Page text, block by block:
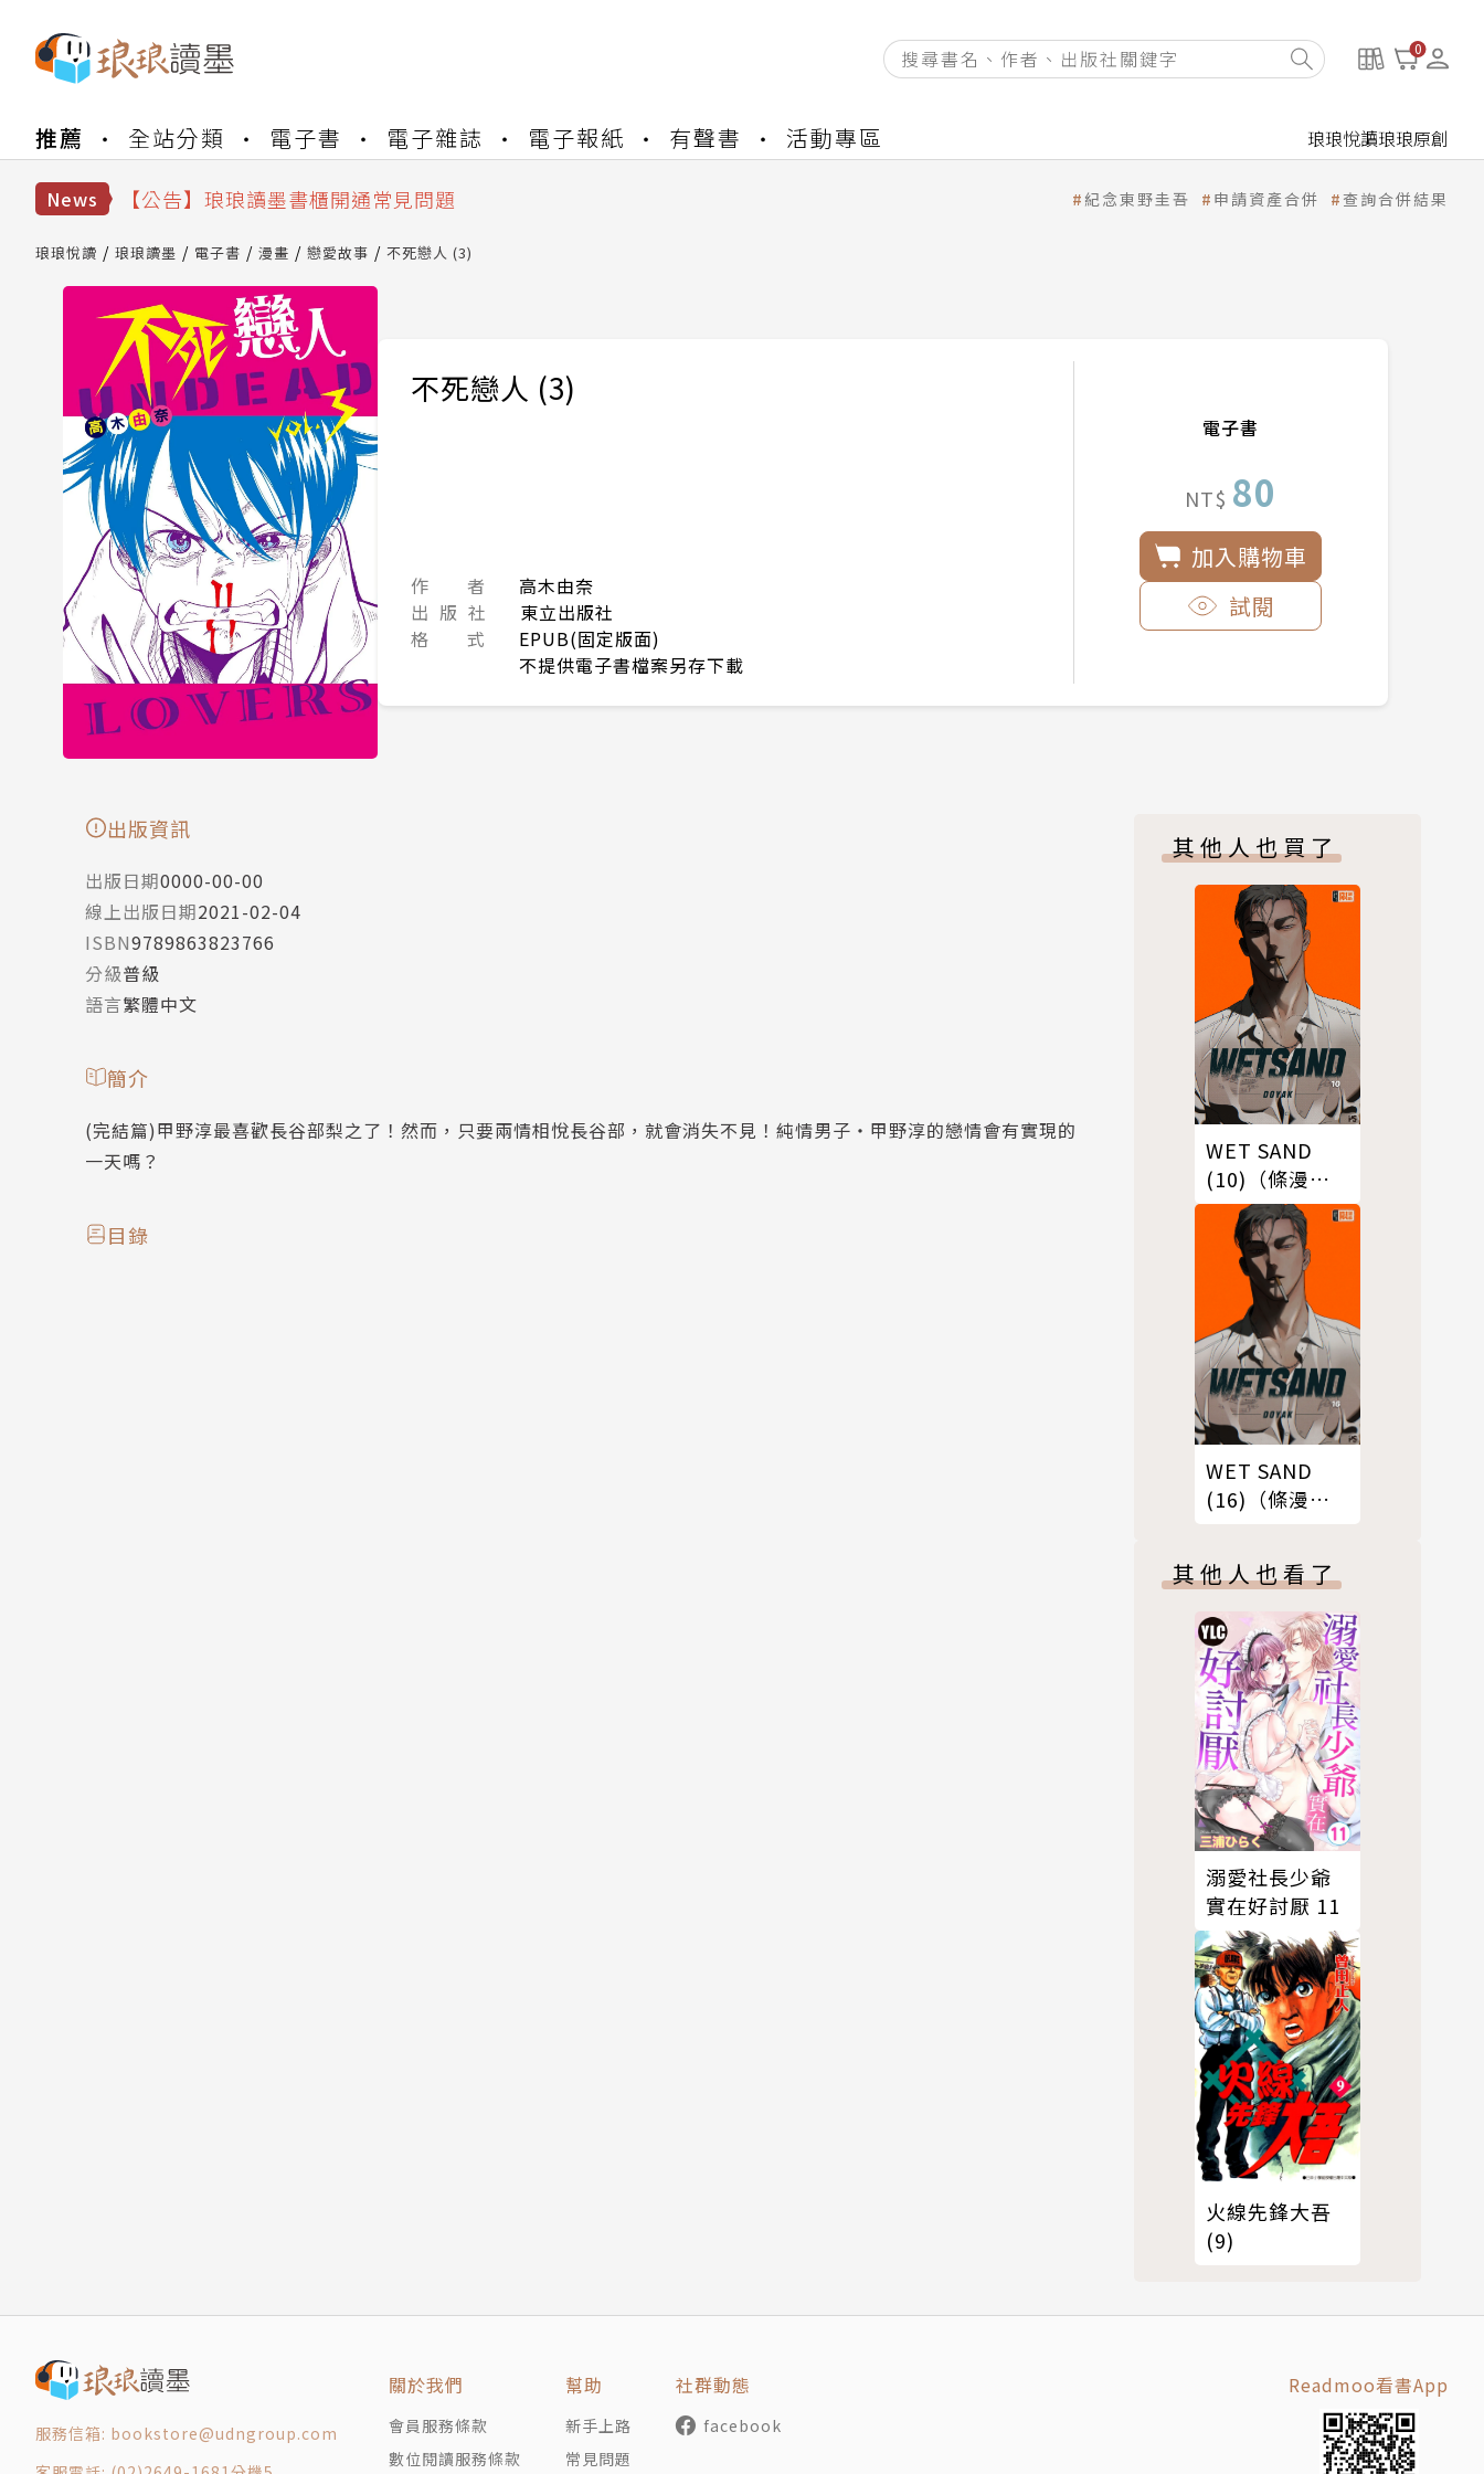
0
推薦 全站分類 電子書 電子雜誌 電子報紙 有聲書 活動專區 琅琅悅讀琅琅原創
News
【公告】琅琅書店服務升級重要說明及資產合併結果查詢
【公告】琅琅讀墨數位閱讀資產合併與書櫃開通申請
【公告】琅琅讀墨書櫃開通常見問題
【公告】琅琅書店服務升級重要說明及資產合併結果查詢
紀念東野圭吾 申請資產合併 查詢合併結果
琅琅悅讀 琅琅讀墨 電子書 漫畫 戀愛故事 不死戀人 (3)
不死戀人 (3)
作 者
高木由奈
出 版 社
東立出版社
格 式
EPUB(固定版面)
不提供電子書檔案另存下載
電子書
NT$ 80
加入購物車
試閱
出版資訊
出版日期0000-00-00
線上出版日期2021-02-04
ISBN9789863823766
分級普級
語言繁體中文
簡介
(完結篇)甲野淳最喜歡長谷部梨之了！然而，只要兩情相悅長谷部，就會消失不見！純情男子‧甲野淳的戀情會有實現的
一天嗎？
目錄
其他人也買了
WET SAND
(10)（條漫
版）
WET SAND
(16)（條漫
其他人也看了
溺愛社長少爺
實在好討厭 11
火線先鋒大吾
(9)
服務信箱: bookstore@udngroup.com
關於我們
會員服務條款
數位閱讀服務條款
幫助
新手上路
常見問題
社群動態
facebook
Readmoo看書App